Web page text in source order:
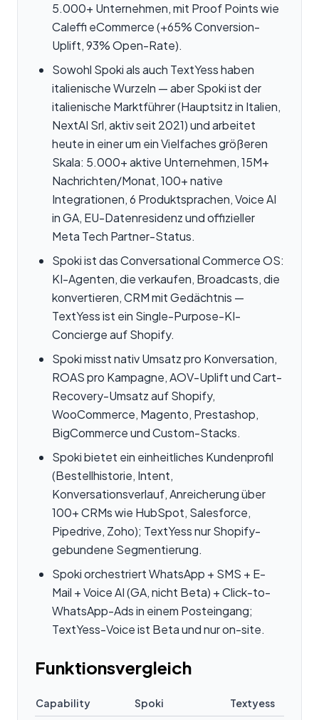
5.000+ Unternehmen, mit Proof Points wie
Caleffi eCommerce (+65% Conversion-
Uplift, 93% Open-Rate).
Sowohl Spoki als auch TextYess haben
italienische Wurzeln — aber Spoki ist der
italienische Marktführer (Hauptsitz in Italien,
NextAI Srl, aktiv seit 2021) und arbeitet
heute in einer um ein Vielfaches größeren
Skala: 5.000+ aktive Unternehmen, 15M+
Nachrichten/Monat, 100+ native
Integrationen, 6 Produktsprachen, Voice AI
in GA, EU-Datenresidenz und offizieller
Meta Tech Partner-Status.
Spoki ist das Conversational Commerce OS:
KI-Agenten, die verkaufen, Broadcasts, die
konvertieren, CRM mit Gedächtnis —
TextYess ist ein Single-Purpose-KI-
Concierge auf Shopify.
Spoki misst nativ Umsatz pro Konversation,
ROAS pro Kampagne, AOV-Uplift und Cart-
Recovery-Umsatz auf Shopify,
WooCommerce, Magento, Prestashop,
BigCommerce und Custom-Stacks.
Spoki bietet ein einheitliches Kundenprofil
(Bestellhistorie, Intent,
Konversationsverlauf, Anreicherung über
100+ CRMs wie HubSpot, Salesforce,
Pipedrive, Zoho); TextYess nur Shopify-
gebundene Segmentierung.
Spoki orchestriert WhatsApp + SMS + E-
Mail + Voice AI (GA, nicht Beta) + Click-to-
WhatsApp-Ads in einem Posteingang;
TextYess-Voice ist Beta und nur on-site.
Funktionsvergleich
Capability Spoki Textyess